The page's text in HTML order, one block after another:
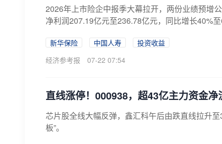
2026年上市险企中报季大幕拉开，两份业绩预增
净利润207.19亿元至236.78亿元，同比增长40%
新华保险 中国人寿
投资收益
经济参考报
07-22 07:54
直线涨停！000938，超43亿主力资金净
芯片股全线大幅反弹，鑫汇科午后由跌直线拉升
板”。